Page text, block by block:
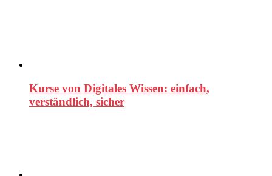
Kurse von Digitales Wissen: einfach,
verständlich, sicher